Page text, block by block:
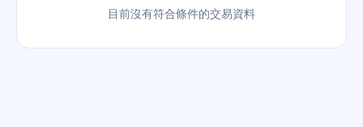
目前沒有符合條件的交易資料